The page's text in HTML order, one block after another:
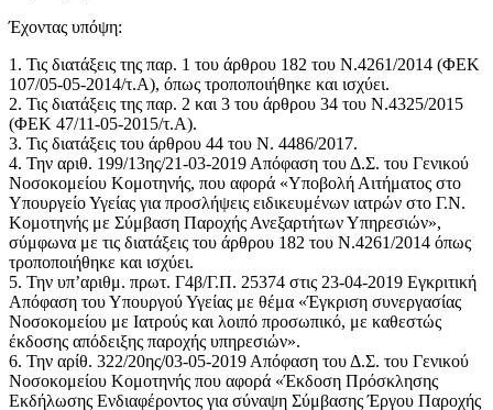
Έχοντας υπόψη:
1. Τις διατάξεις της παρ. 1 του άρθρου 182 του Ν.4261/2014 (ΦΕΚ
107/05-05-2014/τ.Α), όπως τροποποιήθηκε και ισχύει.
2. Τις διατάξεις της παρ. 2 και 3 του άρθρου 34 του Ν.4325/2015
(ΦΕΚ 47/11-05-2015/τ.Α).
3. Τις διατάξεις του άρθρου 44 του Ν. 4486/2017.
4. Την αριθ. 199/13ης/21-03-2019 Απόφαση του Δ.Σ. του Γενικού
Νοσοκομείου Κομοτηνής, που αφορά «Υποβολή Αιτήματος στο
Υπουργείο Υγείας για προσλήψεις ειδικευμένων ιατρών στο Γ.Ν.
Κομοτηνής με Σύμβαση Παροχής Ανεξαρτήτων Υπηρεσιών»,
σύμφωνα με τις διατάξεις του άρθρου 182 του Ν.4261/2014 όπως
τροποποιήθηκε και ισχύει.
5. Την υπ’αριθμ. πρωτ. Γ4β/Γ.Π. 25374 στις 23-04-2019 Εγκριτική
Απόφαση του Υπουργού Υγείας με θέμα «Έγκριση συνεργασίας
Νοσοκομείου με Ιατρούς και λοιπό προσωπικό, με καθεστώς
έκδοσης απόδειξης παροχής υπηρεσιών».
6. Την αρίθ. 322/20ης/03-05-2019 Απόφαση του Δ.Σ. του Γενικού
Νοσοκομείου Κομοτηνής που αφορά «Έκδοση Πρόσκλησης
Εκδήλωσης Ενδιαφέροντος για σύναψη Σύμβασης Έργου Παροχής